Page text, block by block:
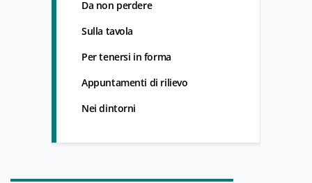
Da non perdere
Sulla tavola
Per tenersi in forma
Appuntamenti di rilievo
Nei dintorni